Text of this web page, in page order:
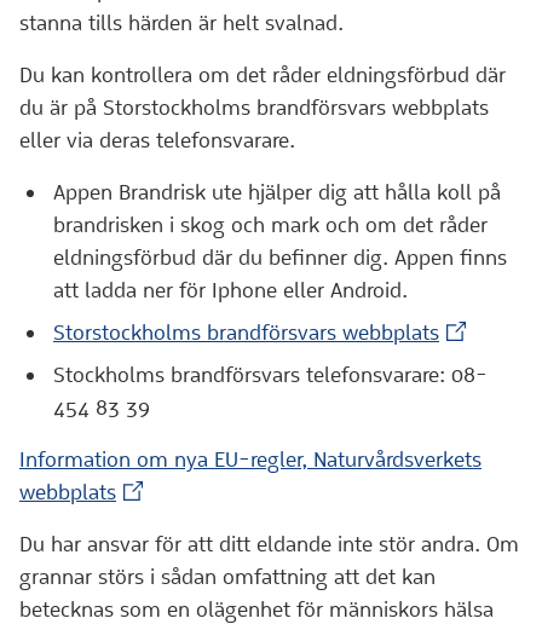
stanna tills härden är helt svalnad.
Du kan kontrollera om det råder eldningsförbud där
du är på Storstockholms brandförsvars webbplats
eller via deras telefonsvarare.
Appen Brandrisk ute hjälper dig att hålla koll på
brandrisken i skog och mark och om det råder
eldningsförbud där du befinner dig. Appen finns
att ladda ner för Iphone eller Android.
Storstockholms brandförsvars webbplats(Extern
Stockholms brandförsvars telefonsvarare: 08-
454 83 39
Information om nya EU-regler, Naturvårdsverkets
webbplats(Extern webbplats)
Du har ansvar för att ditt eldande inte stör andra. Om
grannar störs i sådan omfattning att det kan
betecknas som en olägenhet för människors hälsa